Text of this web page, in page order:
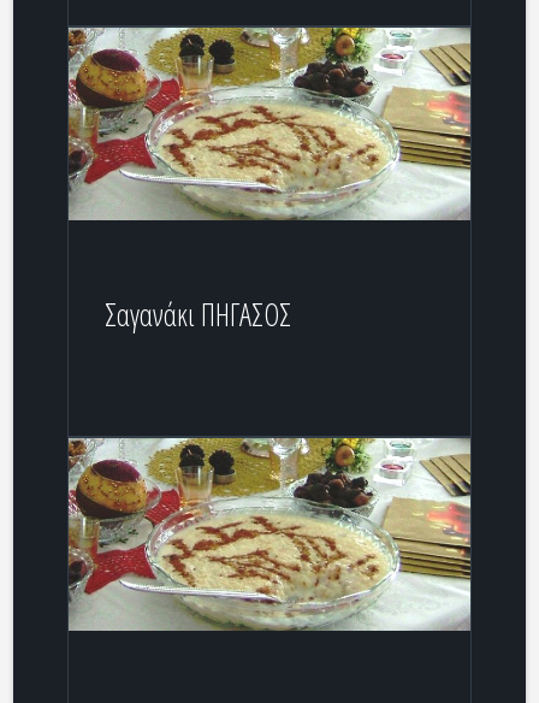
Σαγανάκι ΠΗΓΑΣΟΣ